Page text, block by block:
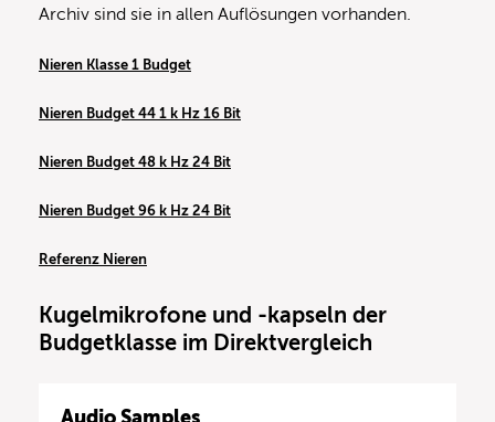
Archiv sind sie in allen Auflösungen vorhanden.
Nieren Klasse 1 Budget
Nieren Budget 44 1 k Hz 16 Bit
Nieren Budget 48 k Hz 24 Bit
Nieren Budget 96 k Hz 24 Bit
Referenz Nieren
Kugelmikrofone und -kapseln der
Budgetklasse im Direktvergleich
Audio Samples